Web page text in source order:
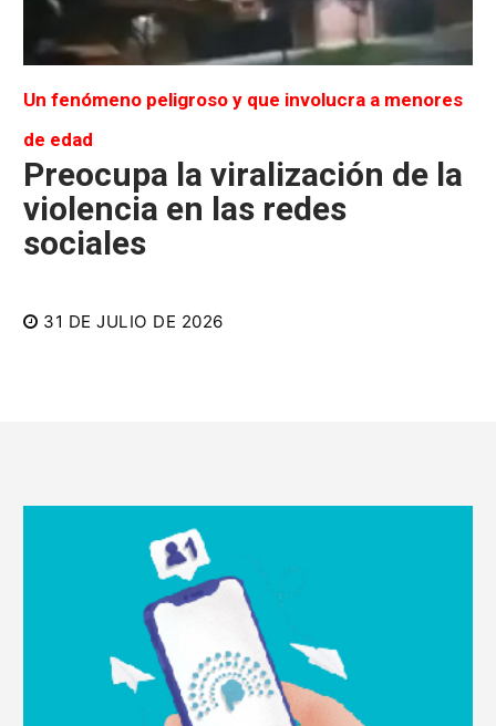
Un fenómeno peligroso y que involucra a menores
de edad
Preocupa la viralización de la
violencia en las redes
sociales
31 DE JULIO DE 2026